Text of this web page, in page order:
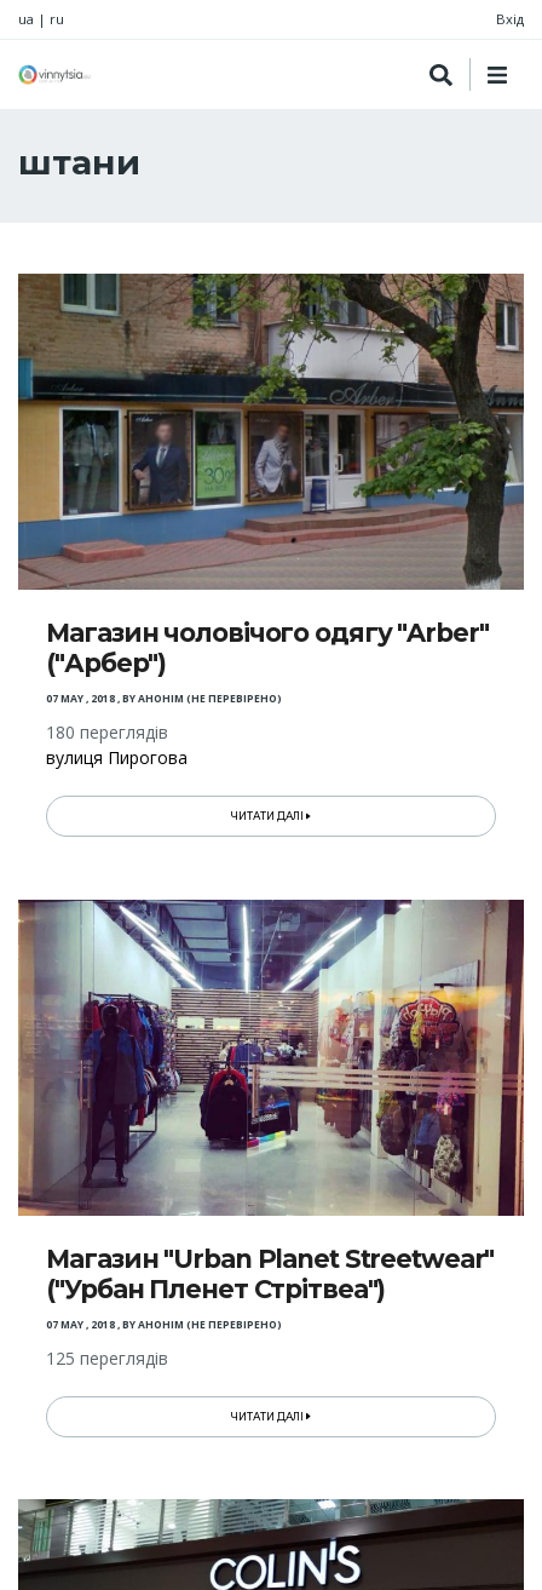
ua | ru Вхід
штани
Магазин чоловічого одягу "Arber"
("Арбер")
07 MAY , 2018,BYАНОНІМ (НЕ ПЕРЕВІРЕНО)
180 переглядів
вулиця Пирогова
ЧИТАТИ ДАЛІ
Магазин "Urban Planet Streetwear"
("Урбан Пленет Стрітвеа")
07 MAY , 2018,BYАНОНІМ (НЕ ПЕРЕВІРЕНО)
125 переглядів
ЧИТАТИ ДАЛІ